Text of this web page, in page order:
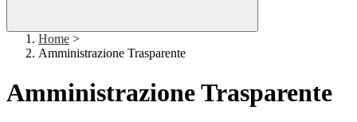
Home >
Amministrazione Trasparente
Amministrazione Trasparente